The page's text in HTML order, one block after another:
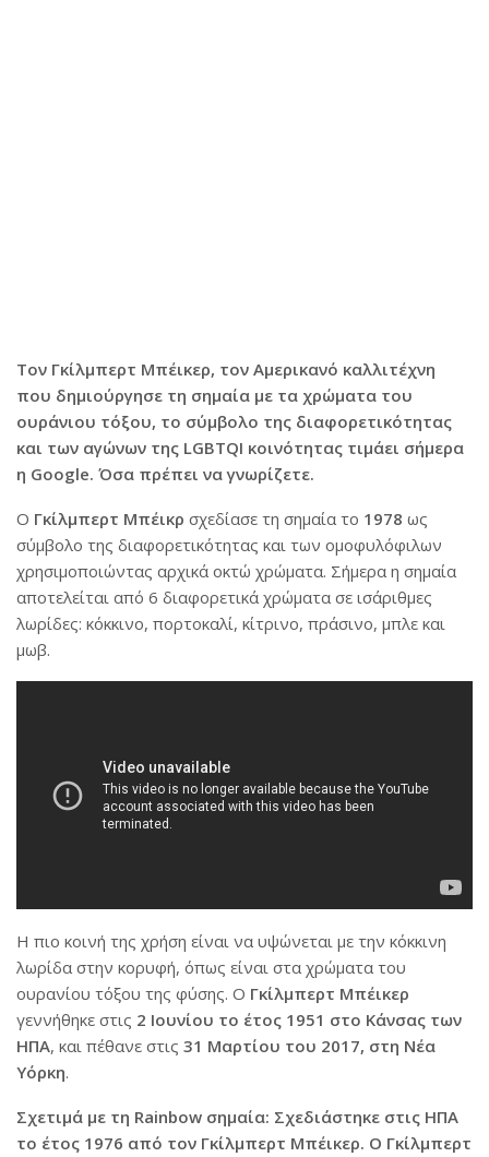
Τον Γκίλμπερτ Μπέικερ, τον Αμερικανό καλλιτέχνη
που δημιούργησε τη σημαία με τα χρώματα του
ουράνιου τόξου, το σύμβολο της διαφορετικότητας
και των αγώνων της LGBTQI κοινότητας τιμάει σήμερα
η Google. Όσα πρέπει να γνωρίζετε.
Ο Γκίλμπερτ Μπέικρ σχεδίασε τη σημαία το 1978 ως
σύμβολο της διαφορετικότητας και των ομοφυλόφιλων
χρησιμοποιώντας αρχικά οκτώ χρώματα. Σήμερα η σημαία
αποτελείται από 6 διαφορετικά χρώματα σε ισάριθμες
λωρίδες: κόκκινο, πορτοκαλί, κίτρινο, πράσινο, μπλε και
μωβ.
Η πιο κοινή της χρήση είναι να υψώνεται με την κόκκινη
λωρίδα στην κορυφή, όπως είναι στα χρώματα του
ουρανίου τόξου της φύσης. Ο Γκίλμπερτ Μπέικερ
γεννήθηκε στις 2 Ιουνίου το έτος 1951 στο Κάνσας των
ΗΠΑ, και πέθανε στις 31 Μαρτίου του 2017, στη Νέα
Υόρκη.
Σχετιμά με τη Rainbow σημαία: Σχεδιάστηκε στις ΗΠΑ
το έτος 1976 από τον Γκίλμπερτ Μπέικερ. Ο Γκίλμπερτ